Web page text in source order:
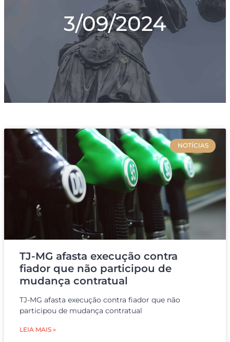
3/09/2024
NOTÍCIAS
TJ-MG afasta execução contra
fiador que não participou de
mudança contratual
TJ-MG afasta execução contra fiador que não
participou de mudança contratual
LEIA MAIS »